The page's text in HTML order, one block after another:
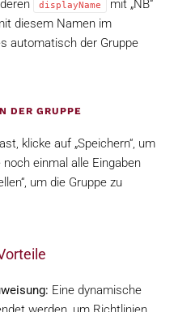
displayName
mit „NB“
diesem Namen im
automatisch der Gruppe
DER GRUPPE
klicke auf „Speichern“, um
einmal alle Eingaben
um die Gruppe zu
Eine dynamische